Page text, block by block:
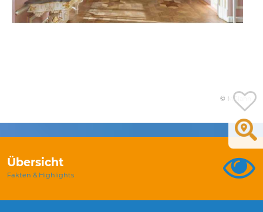
© MGlahn
Übersicht
Fakten & Highlights